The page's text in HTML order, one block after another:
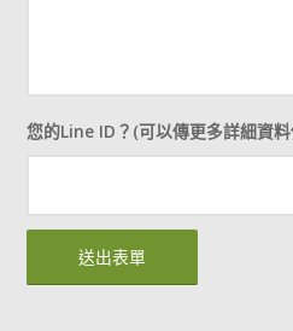
您的Line ID？(可以傳更多詳細資